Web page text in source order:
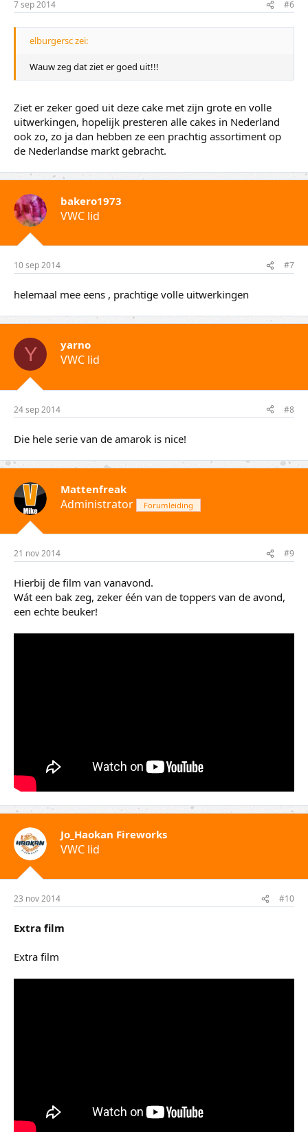
7 sep 2014 #6
elburgersc zei:
Wauw zeg dat ziet er goed uit!!!
Ziet er zeker goed uit deze cake met zijn grote en volle
uitwerkingen, hopelijk presteren alle cakes in Nederland
ook zo, zo ja dan hebben ze een prachtig assortiment op
de Nederlandse markt gebracht.
bakero1973
VWC lid
10 sep 2014 #7
helemaal mee eens , prachtige volle uitwerkingen
Y yarno
VWC lid
24 sep 2014 #8
Die hele serie van de amarok is nice!
Mattenfreak
Administrator Forumleiding
21 nov 2014 #9
Hierbij de film van vanavond.
Wát een bak zeg, zeker één van de toppers van de avond,
een echte beuker!
Jo_Haokan Fireworks
VWC lid
23 nov 2014 #10
Extra film
Extra film